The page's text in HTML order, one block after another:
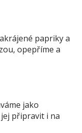
papriky a
opepříme a
jako
připravit i na